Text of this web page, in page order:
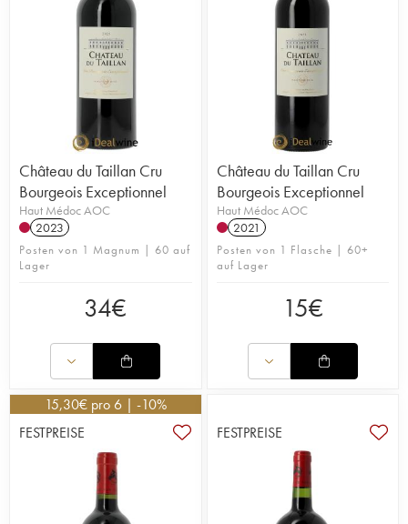
Château du Taillan Cru
Bourgeois Exceptionnel
Haut Médoc AOC
2023
Posten von 1 Magnum | 60 auf
Lager
34€
Château du Taillan Cru
Bourgeois Exceptionnel
Haut Médoc AOC
2021
Posten von 1 Flasche | 60+
auf Lager
15€
15,30€ pro 6 | -10%
FESTPREISE
FESTPREISE